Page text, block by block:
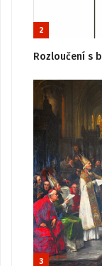
2
Rozloučení s
3